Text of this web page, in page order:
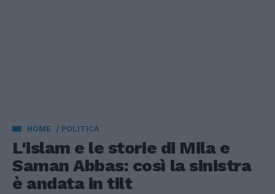
HOME POLITICA
L'islam e le storie di Mila e
Saman Abbas: così la sinistra
è andata in tilt